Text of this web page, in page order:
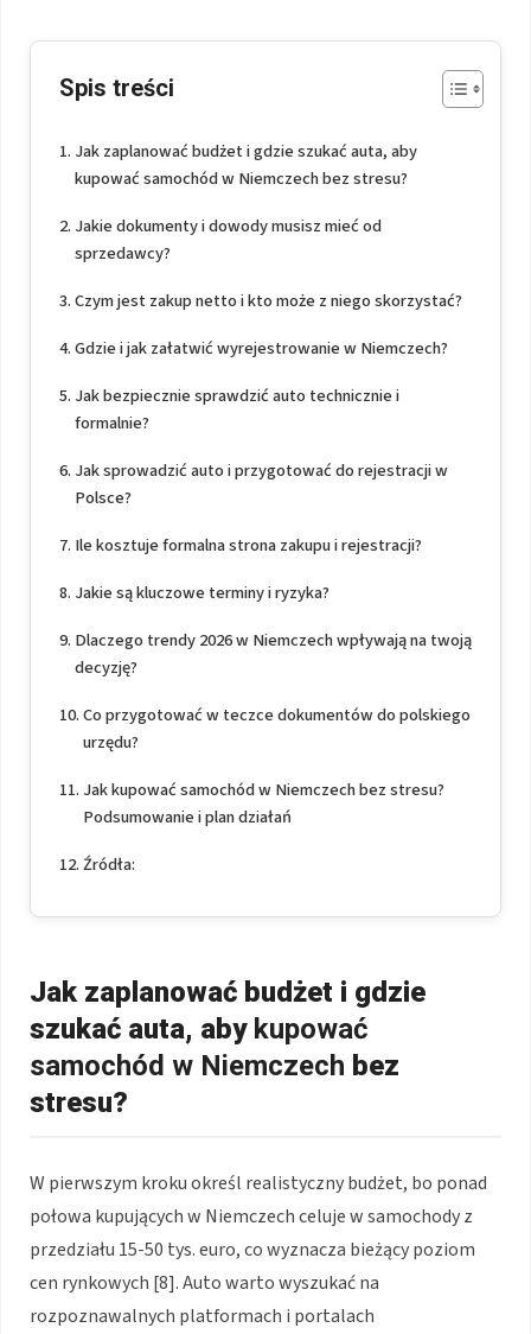
Spis treści
Jak zaplanować budżet i gdzie szukać auta, aby
kupować samochód w Niemczech bez stresu?
Jakie dokumenty i dowody musisz mieć od
sprzedawcy?
Czym jest zakup netto i kto może z niego skorzystać?
Gdzie i jak załatwić wyrejestrowanie w Niemczech?
Jak bezpiecznie sprawdzić auto technicznie i
formalnie?
Jak sprowadzić auto i przygotować do rejestracji w
Polsce?
Ile kosztuje formalna strona zakupu i rejestracji?
Jakie są kluczowe terminy i ryzyka?
Dlaczego trendy 2026 w Niemczech wpływają na twoją
decyzję?
Co przygotować w teczce dokumentów do polskiego
urzędu?
Jak kupować samochód w Niemczech bez stresu?
Podsumowanie i plan działań
Źródła:
Jak zaplanować budżet i gdzie
szukać auta, aby kupować
samochód w Niemczech bez
stresu?
W pierwszym kroku określ realistyczny budżet, bo ponad
połowa kupujących w Niemczech celuje w samochody z
przedziału 15-50 tys. euro, co wyznacza bieżący poziom
cen rynkowych [8]. Auto warto wyszukać na
rozpoznawalnych platformach i portalach